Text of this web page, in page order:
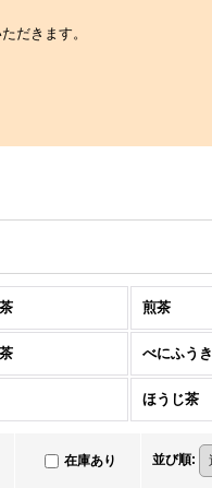
だきます。
煎茶
べにふうき
ほうじ茶
在庫あり 並び順: